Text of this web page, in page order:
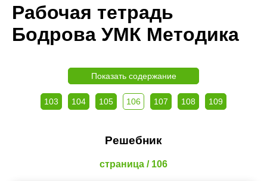
Рабочая тетрадь
Бодрова УМК Методика
Показать содержание
103 104 105 106 107 108 109
Решебник
страница / 106